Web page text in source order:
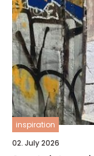
inspiration
02. July 2026